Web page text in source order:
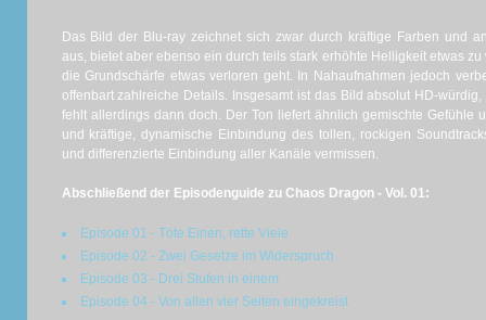
Das Bild der Blu-ray zeichnet sich zwar durch kräftige Farben und
aus, bietet aber ebenso ein durch teils stark erhöhte Helligkeit etwas
die Grundschärfe etwas verloren geht. In Nahaufnahmen jedoch
offenbart zahlreiche Details. Insgesamt ist das Bild absolut HD-
fehlt allerdings dann doch. Der Ton liefert ähnlich gemischte Gefühle
und kräftige, dynamische Einbindung des tollen, rockigen
und differenzierte Einbindung aller Kanäle vermissen.
Abschließend der Episodenguide zu Chaos Dragon - Vol. 01:
Episode 01 - Töte Einen, rette Viele
Episode 02 - Zwei Gesetze im Widerspruch
Episode 03 - Drei Stufen in einem
Episode 04 - Von allen vier Seiten eingekreist